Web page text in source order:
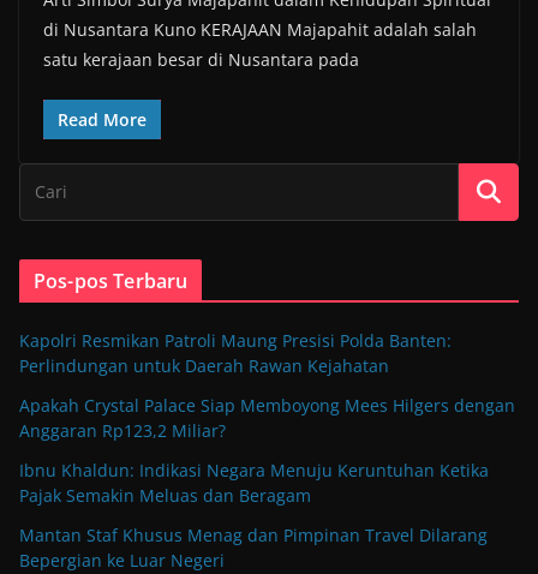
di Nusantara Kuno KERAJAAN Majapahit adalah salah
satu kerajaan besar di Nusantara pada
Read More
Pos-pos Terbaru
Kapolri Resmikan Patroli Maung Presisi Polda Banten:
Perlindungan untuk Daerah Rawan Kejahatan
Apakah Crystal Palace Siap Memboyong Mees Hilgers dengan
Anggaran Rp123,2 Miliar?
Ibnu Khaldun: Indikasi Negara Menuju Keruntuhan Ketika
Pajak Semakin Meluas dan Beragam
Mantan Staf Khusus Menag dan Pimpinan Travel Dilarang
Bepergian ke Luar Negeri